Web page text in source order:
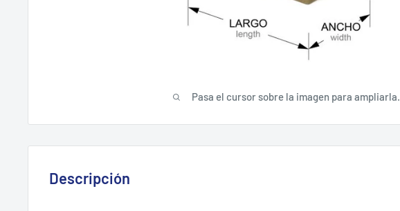
Pasa el cursor sobre la imagen para ampliarla.
Descripción